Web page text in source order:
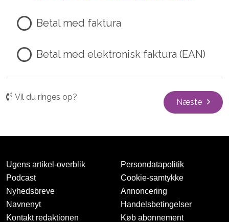
Betal med faktura
Betal med elektronisk faktura (EAN)
Vil du ringes op?
Næste
Ugens artikel-overblik
Podcast
Nyhedsbreve
Navnenyt
Kontakt redaktionen
Persondatapolitik
Cookie-samtykke
Annoncering
Handelsbetingelser
Køb abonnement